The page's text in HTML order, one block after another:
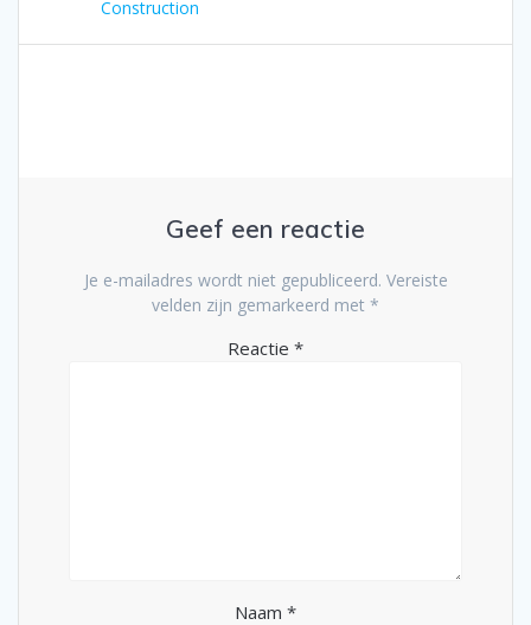
navigatie
bericht:
Construction
Geef een reactie
Je e-mailadres wordt niet gepubliceerd. Vereiste
velden zijn gemarkeerd met *
Reactie *
Naam *